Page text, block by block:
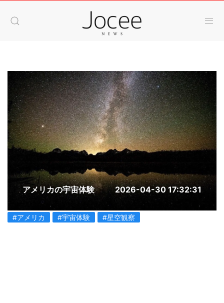
アメリカの宇宙体験 2026-04-30 17:32:31
#アメリカ #宇宙体験 #星空観察